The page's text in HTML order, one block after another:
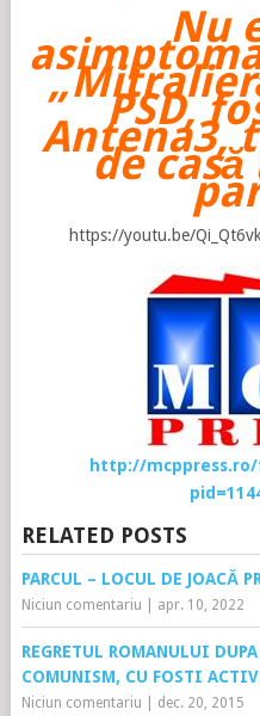
Nu
PSD,
Antena3,
de
https://youtu.be/
http://
RELATED POSTS
PARCUL – LOCUL DE JOACĂ
Niciun comentariu apr. 10, 2022
REGRETUL ROMANULUI
COMUNISM, CU FOSTI
Niciun comentariu dec. 20, 2015